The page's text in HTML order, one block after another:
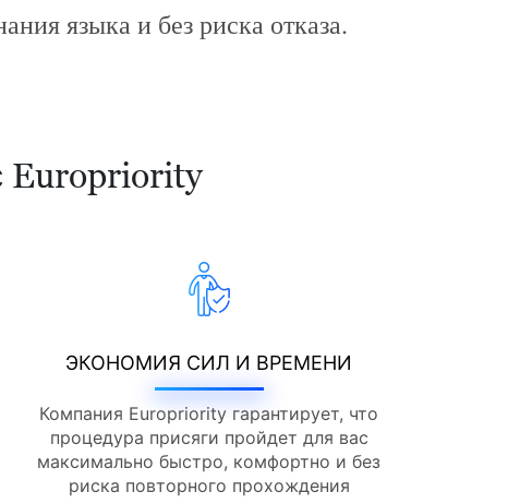
языка и без риска отказа.
Europriority
ЭКОНОМИЯ СИЛ И ВРЕМЕНИ
Компания Europriority гарантирует, что
процедура присяги пройдет для вас
максимально быстро, комфортно и без
риска повторного прохождения